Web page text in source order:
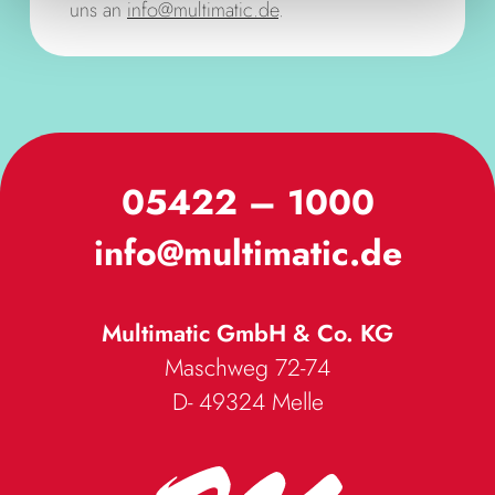
uns an info@multimatic.de.
05422 – 1000
info@multimatic.de
Multimatic GmbH & Co. KG
Maschweg 72-74
D- 49324 Melle